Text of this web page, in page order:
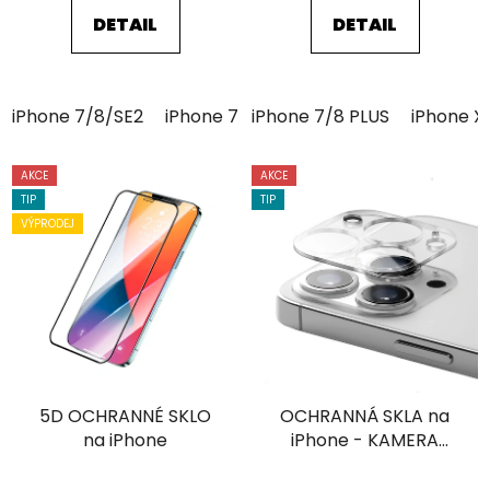
5
hvězdiček.
DETAIL
iPhone 7/8/SE2 iPhone 7/8 PLUS iPhone XR iPhone
5
hvězdiček.
DETAIL
iPhone 7/8 PLUS iPhone
AKCE
TIP
VÝPRODEJ
5D OCHRANNÉ SKLO
na iPhone
AKCE
TIP
OCHRANNÁ SKLA na
iPhone - KAMERA